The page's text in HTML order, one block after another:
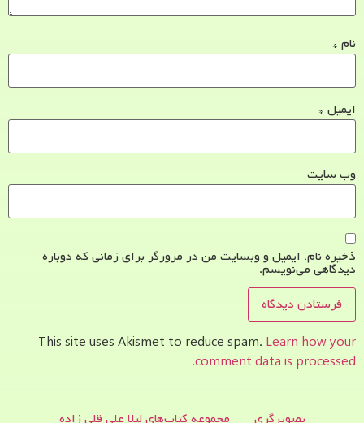
نام *
ایمیل *
وب‌ سایت
ذخیره نام، ایمیل و وبسایت من در مرورگر برای زمانی که دوباره
دیدگاهی می‌نویسم.
This site uses Akismet to reduce spam. Learn how your
comment data is processed.
تصویرگری مجموعه کتاب‌های لیلا علی قلی زاده